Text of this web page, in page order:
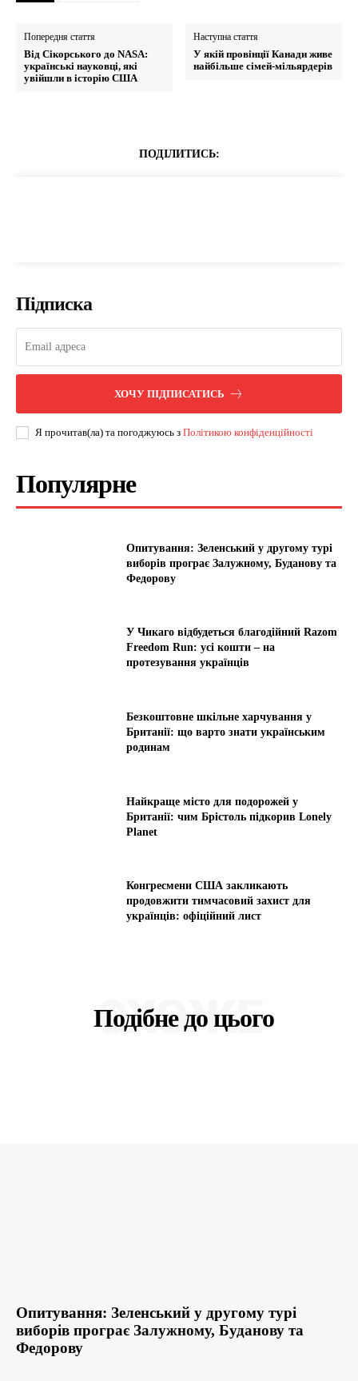
Попередня стаття
Від Сікорського до NASA:
українські науковці, які
увійшли в історію США
Наступна стаття
У якій провінції Канади живе
найбільше сімей-мільярдерів
ПОДІЛИТИСЬ:
Підписка
ХОЧУ ПІДПИСАТИСЬ
Я прочитав(ла) та погоджуюсь з Політикою конфіденційності
Популярне
Опитування: Зеленський у другому турі
виборів програє Залужному, Буданову та
Федорову
У Чикаго відбудеться благодійний Razom
Freedom Run: усі кошти – на
протезування українців
Безкоштовне шкільне харчування у
Британії: що варто знати українським
родинам
Найкраще місто для подорожей у
Британії: чим Брістоль підкорив Lonely
Planet
Конгресмени США закликають
продовжити тимчасовий захист для
українців: офіційний лист
Подібне до цього
СХОЖЕ
Опитування: Зеленський у другому турі
виборів програє Залужному, Буданову та
Федорову